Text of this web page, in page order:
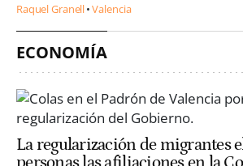
Raquel Granell Valencia
ECONOMÍA
La regularización de migrantes